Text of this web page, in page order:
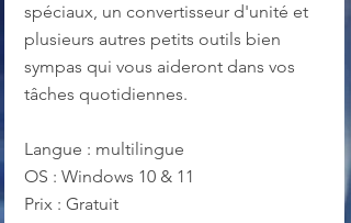
spéciaux, un convertisseur d'unité et
plusieurs autres petits outils bien
sympas qui vous aideront dans vos
tâches quotidiennes.
Langue : multilingue
OS : Windows 10 & 11
Prix : Gratuit